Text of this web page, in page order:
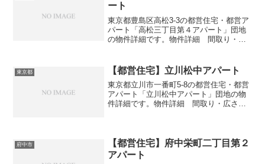
ート
東京都豊島区高松3-3の都営住宅・都営ア
パート「高松三丁目第４アパート」団地
の物件詳細です。物件詳細 間取り・広
3DK広さ・面積32-57㎡建設年度築年数
2005...
東京都 【都営住宅】立川松中アパート
東京都立川市一番町5-8の都営住宅・都営
アパート「立川松中アパート」団地の物
件詳細です。物件詳細 間取り・広さ団
府中市
【都営住宅】府中栄町二丁目第２
アパート